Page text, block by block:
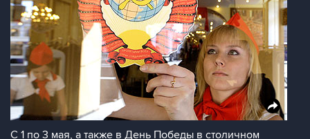
C 1 по 3 мая, а также в День Победы в столичном